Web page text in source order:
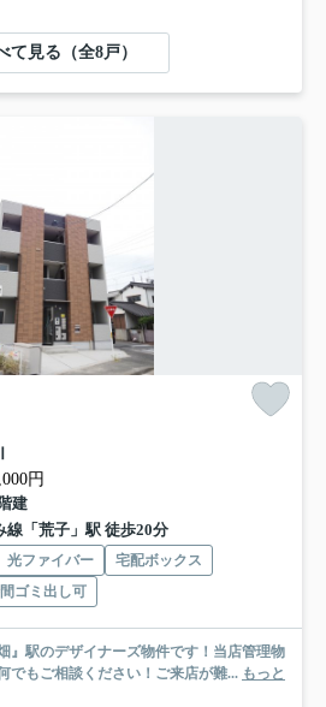
て見る（全8戸）
円
建
線「荒子」駅 徒歩20分
光ファイバー
宅配ボックス
ゴミ出し可
』駅のデザイナーズ物件です！当店管理物
でもご相談ください！ご来店が難... もっと